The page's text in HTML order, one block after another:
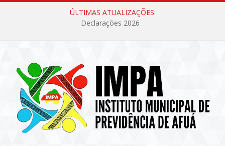
ÚLTIMAS ATUALIZAÇÕES:
Declarações 2026